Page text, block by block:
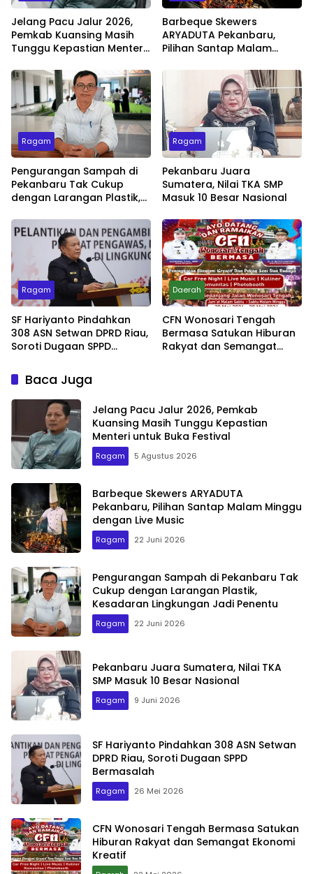
Jelang Pacu Jalur 2026,
Pemkab Kuansing Masih
Tunggu Kepastian Menteri
Barbeque Skewers
ARYADUTA Pekanbaru,
Pilihan Santap Malam
Ragam
Pengurangan Sampah di
Pekanbaru Tak Cukup
dengan Larangan Plastik,
Jadi Penentu
Ragam
Pekanbaru Juara
Sumatera, Nilai TKA SMP
Masuk 10 Besar Nasional
Ragam
SF Hariyanto Pindahkan
308 ASN Setwan DPRD Riau,
Soroti Dugaan SPPD
Daerah
CFN Wonosari Tengah
Bermasa Satukan Hiburan
Rakyat dan Semangat
Baca Juga
Jelang Pacu Jalur 2026, Pemkab
Kuansing Masih Tunggu Kepastian
Menteri untuk Buka Festival
Ragam 5 Agustus 2026
Barbeque Skewers ARYADUTA
Pekanbaru, Pilihan Santap Malam Minggu
dengan Live Music
Ragam 22 Juni 2026
Pengurangan Sampah di Pekanbaru Tak
Cukup dengan Larangan Plastik,
Kesadaran Lingkungan Jadi Penentu
Ragam 22 Juni 2026
Pekanbaru Juara Sumatera, Nilai TKA
SMP Masuk 10 Besar Nasional
Ragam 9 Juni 2026
SF Hariyanto Pindahkan 308 ASN Setwan
DPRD Riau, Soroti Dugaan SPPD
Bermasalah
Ragam 26 Mei 2026
CFN Wonosari Tengah Bermasa Satukan
Hiburan Rakyat dan Semangat Ekonomi
Kreatif